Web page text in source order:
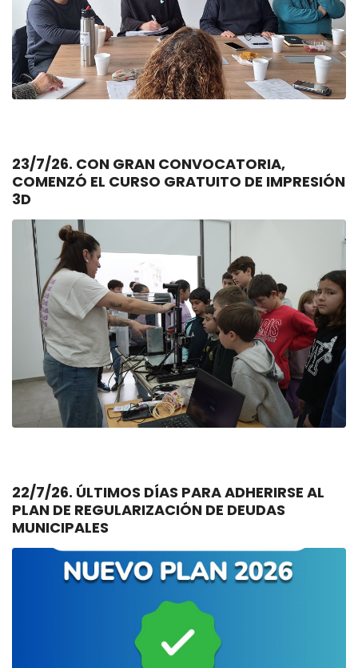
23/7/26. CON GRAN CONVOCATORIA,
COMENZÓ EL CURSO GRATUITO DE IMPRESIÓN
3D
22/7/26. ÚLTIMOS DÍAS PARA ADHERIRSE AL
PLAN DE REGULARIZACIÓN DE DEUDAS
MUNICIPALES